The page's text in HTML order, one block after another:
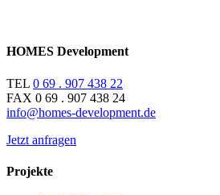
HOMES Development
TEL 0 69 . 907 438 22
FAX 0 69 . 907 438 24
info@homes-development.de
Jetzt anfragen
Projekte